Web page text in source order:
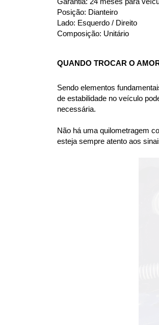
Posição: Dianteiro
Lado: Esquerdo / Direito
Composição: Unitário
QUANDO TROCAR O
Sendo elementos
de estabilidade no veículo
necessária.
Não há uma quilometragem
esteja sempre atento aos